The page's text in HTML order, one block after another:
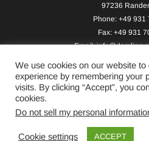
97236
Phone: +49 931
Fax: +49 931
Email:info@demling-
Copyright © 2026 Hotel-Café
We use cookies on our website
experience by remembering your
visits. By clicking “Accept”, you
cookies.
Do not sell my personal
Cookie settings ACCEPT